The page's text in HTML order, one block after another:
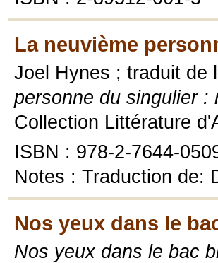
La neuvième
Joel Hynes ; traduit de
personne du singulier :
Collection Littérature
ISBN : 978-2-7644-
Notes : Traduction de:
Nos yeux dans le
Nos yeux dans le bac